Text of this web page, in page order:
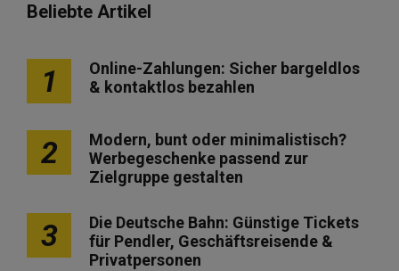
Beliebte Artikel
1
Online-Zahlungen: Sicher bargeldlos
& kontaktlos bezahlen
2
Modern, bunt oder minimalistisch?
Werbegeschenke passend zur
Zielgruppe gestalten
3
Die Deutsche Bahn: Günstige Tickets
für Pendler, Geschäftsreisende &
Privatpersonen